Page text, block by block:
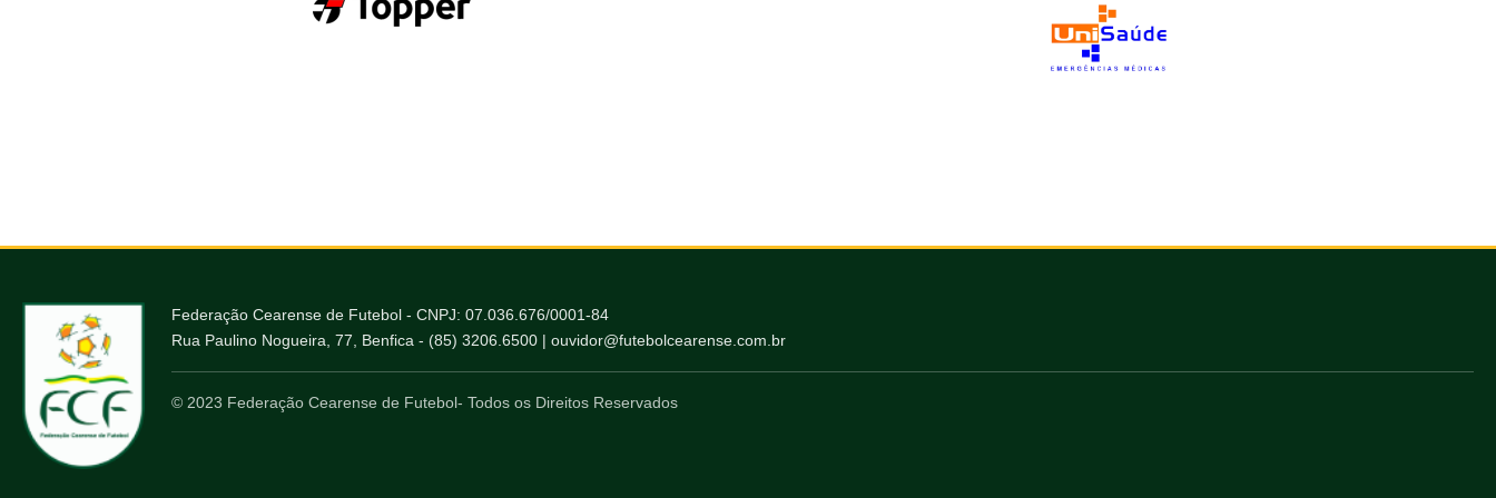
Federação Cearense de Futebol - CNPJ: 07.036.676/0001-84
Rua Paulino Nogueira, 77, Benfica - (85) 3206.6500 | ouvidor@futebolcearense.com.br
© 2023 Federação Cearense de Futebol- Todos os Direitos Reservados